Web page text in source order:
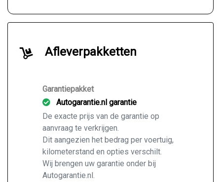
Afleverpakketten
Garantiepakket
Autogarantie.nl garantie
De exacte prijs van de garantie op
aanvraag te verkrijgen.
Dit aangezien het bedrag per voertuig,
kilometerstand en opties verschilt.
Wij brengen uw garantie onder bij
Autogarantie.nl.